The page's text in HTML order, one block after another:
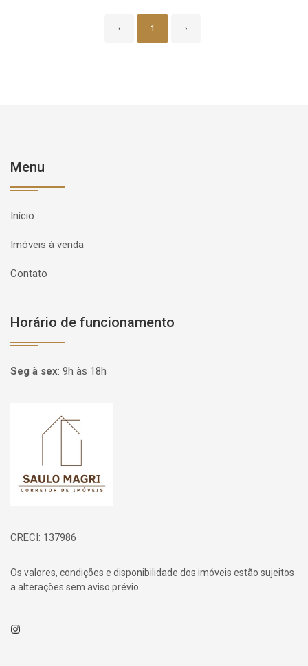
‹ 1 ›
Menu
Início
Imóveis à venda
Contato
Horário de funcionamento
Seg à sex: 9h às 18h
Página inicial
CRECI: 137986
Os valores, condições e disponibilidade dos imóveis estão sujeitos
a alterações sem aviso prévio.
Instagram